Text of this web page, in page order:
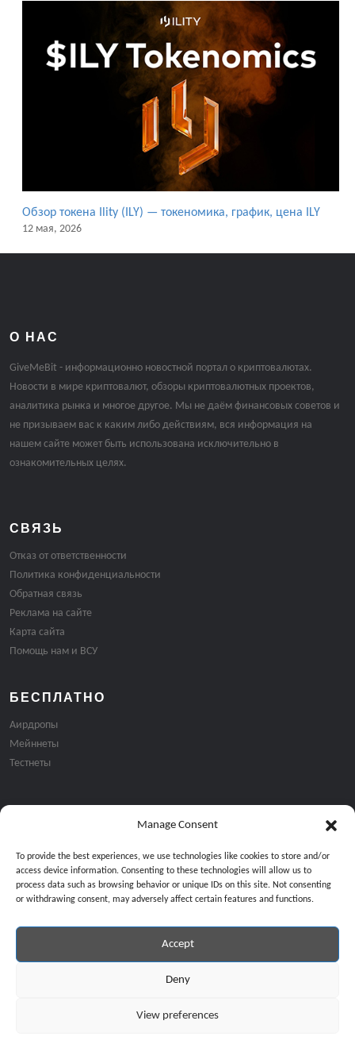
Manage Consent
To provide the best experiences, we use technologies like cookies to store and/or
access device information. Consenting to these technologies will allow us to
process data such as browsing behavior or unique IDs on this site. Not consenting
or withdrawing consent, may adversely affect certain features and functions.
Accept
Deny
View preferences
Обзор токена Ility (ILY) — токеномика, график, цена ILY
12 мая, 2026
О НАС
GiveMeBit - информационно новостной портал о криптовалютах.
Новости в мире криптовалют, обзоры криптовалютных проектов,
аналитика рынка и многое другое. Мы не даём финансовых советов и
не призываем вас к каким либо действиям, вся информация на
нашем сайте может быть использована исключительно в
ознакомительных целях.
СВЯЗЬ
Отказ от ответственности
Политика конфиденциальности
Обратная связь
Реклама на сайте
Карта сайта
Помощь нам и ВСУ
БЕСПЛАТНО
Аирдропы
Мейннеты
Тестнеты
Подписка на email рассылку:
Продолжая, вы соглашаетесь с нашей политикой
Copyright © 2024 All Rights Reserved by